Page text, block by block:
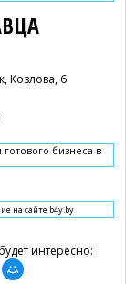
Козлова, 6
бизнеса в
на сайте b4y.by
интересно: